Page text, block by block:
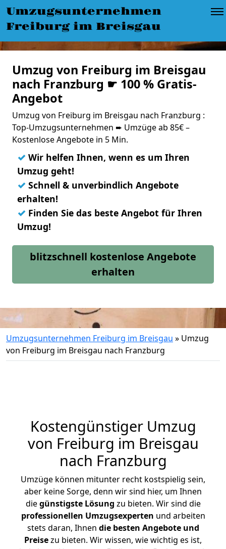
Umzugsunternehmen
Freiburg im Breisgau
Umzug von Freiburg im Breisgau
nach Franzburg ☛ 100 % Gratis-
Angebot
Umzug von Freiburg im Breisgau nach Franzburg :
Top-Umzugsunternehmen ➨ Umzüge ab 85€ –
Kostenlose Angebote in 5 Min.
✓ Wir helfen Ihnen, wenn es um Ihren
Umzug geht!
✓ Schnell & unverbindlich Angebote
erhalten!
✓ Finden Sie das beste Angebot für Ihren
Umzug!
blitzschnell kostenlose Angebote
erhalten
Umzugsunternehmen Freiburg im Breisgau » Umzug
von Freiburg im Breisgau nach Franzburg
Kostengünstiger Umzug
von Freiburg im Breisgau
nach Franzburg
Umzüge können mitunter recht kostspielig sein,
aber keine Sorge, denn wir sind hier, um Ihnen
diegünstigste Lösung zu bieten. Wir sind die
professionellen Umzugsexperten und arbeiten
stets daran, Ihnen die besten Angebote und
Preisezu bieten. Wir wissen, wie wichtig es ist,